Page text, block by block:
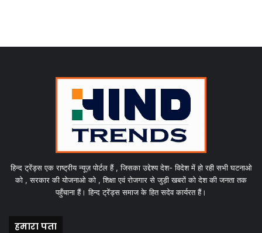
हिन्द ट्रेंड्स एक राष्ट्रीय न्यूज़ पोर्टल हैं , जिसका उद्देश्य देश- विदेश में हो रही सभी घटनाओ
को , सरकार की योजनाओ को , शिक्षा एवं रोजगार से जुड़ी खबरों को देश की जनता तक
पहुँचाना हैं। हिन्द ट्रेंड्स समाज के हित सदेव कार्यरत हैं।
हमारा पता